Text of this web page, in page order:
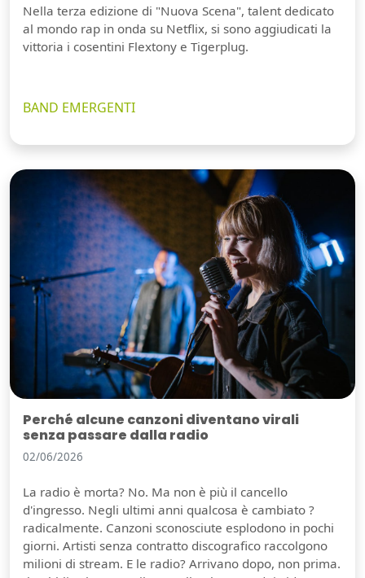
Nella terza edizione di "Nuova Scena", talent dedicato
al mondo rap in onda su Netflix, si sono aggiudicati la
vittoria i cosentini Flextony e Tigerplug.
BAND EMERGENTI
Perché alcune canzoni diventano virali
senza passare dalla radio
02/06/2026
La radio è morta? No. Ma non è più il cancello
d'ingresso. Negli ultimi anni qualcosa è cambiato ?
radicalmente. Canzoni sconosciute esplodono in pochi
giorni. Artisti senza contratto discografico raccolgono
milioni di stream. E le radio? Arrivano dopo, non prima.